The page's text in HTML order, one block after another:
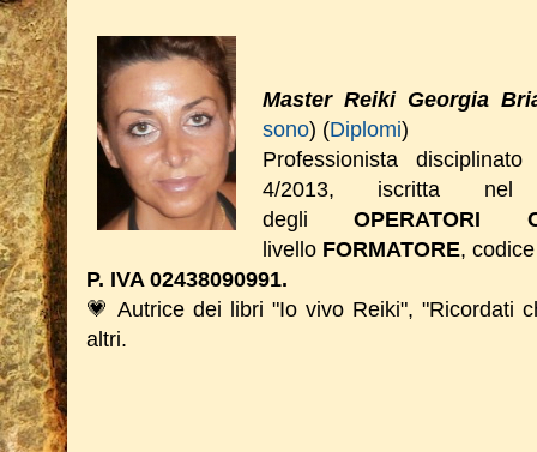
Master Reiki Georgia
sono) (Diplomi)
Professionista
4/2013, iscritta nel
degli
livello FORMATORE,
P. IVA 02438090991.
💗 Autrice dei libri "Io vivo Reiki", "Ricordati
altri.